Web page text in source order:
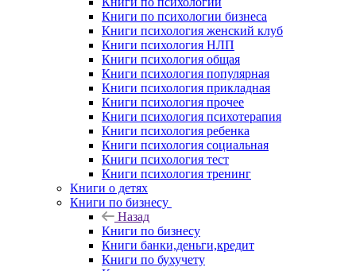
Книги по психологии бизнеса
Книги психология женский клуб
Книги психология НЛП
Книги психология общая
Книги психология популярная
Книги психология прикладная
Книги психология прочее
Книги психология психотерапия
Книги психология ребенка
Книги психология социальная
Книги психология тест
Книги психология тренинг
Книги о детях
Книги по бизнесу
Назад
Книги по бизнесу
Книги банки,деньги,кредит
Книги по бухучету